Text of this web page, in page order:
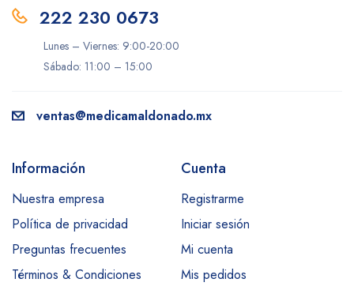
222 230 0673
Lunes – Viernes: 9:00-20:00
Sábado: 11:00 – 15:00
ventas@medicamaldonado.mx
Información
Nuestra empresa
Política de privacidad
Preguntas frecuentes
Términos & Condiciones
Cuenta
Registrarme
Iniciar sesión
Mi cuenta
Mis pedidos